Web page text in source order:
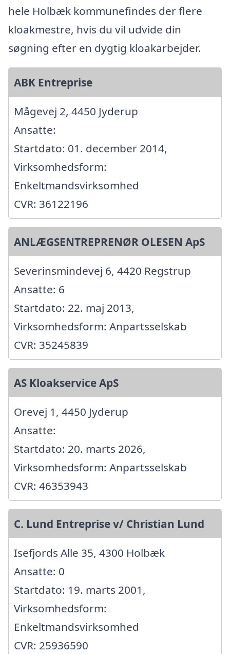
hele Holbæk kommunefindes der flere
kloakmestre, hvis du vil udvide din
søgning efter en dygtig kloakarbejder.
ABK Entreprise
Mågevej 2, 4450 Jyderup
Ansatte:
Startdato: 01. december 2014,
Virksomhedsform:
Enkeltmandsvirksomhed
CVR: 36122196
ANLÆGSENTREPRENØR OLESEN ApS
Severinsmindevej 6, 4420 Regstrup
Ansatte: 6
Startdato: 22. maj 2013,
Virksomhedsform: Anpartsselskab
CVR: 35245839
AS Kloakservice ApS
Orevej 1, 4450 Jyderup
Ansatte:
Startdato: 20. marts 2026,
Virksomhedsform: Anpartsselskab
CVR: 46353943
C. Lund Entreprise v/ Christian Lund
Isefjords Alle 35, 4300 Holbæk
Ansatte: 0
Startdato: 19. marts 2001,
Virksomhedsform:
Enkeltmandsvirksomhed
CVR: 25936590